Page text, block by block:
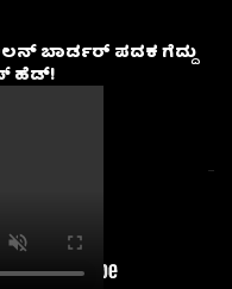
ಬಾರ್ಡರ್ ಪದಕ ಗೆದ್ದು
ಹೆಡ್!